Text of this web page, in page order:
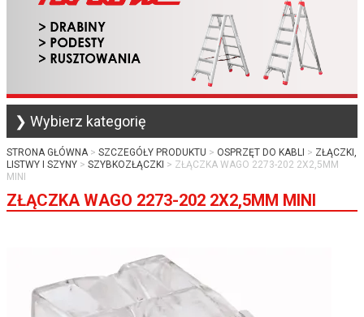
❯ Wybierz kategorię
STRONA GŁÓWNA SZCZEGÓŁY PRODUKTU OSPRZĘT DO KABLI
ZŁĄCZKI,
LISTWY I SZYNY
SZYBKOZŁĄCZKI
ZŁĄCZKA WAGO 2273-202 2X2,5MM
MINI
ZŁĄCZKA WAGO 2273-202 2X2,5MM MINI